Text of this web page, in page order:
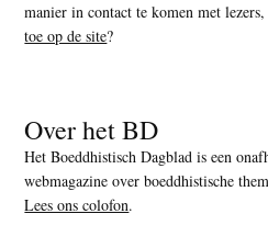
manier in contact te komen met
toe op de site?
Over het BD
Het Boeddhistisch Dagblad is een
webmagazine over boeddhistische
Lees ons colofon.